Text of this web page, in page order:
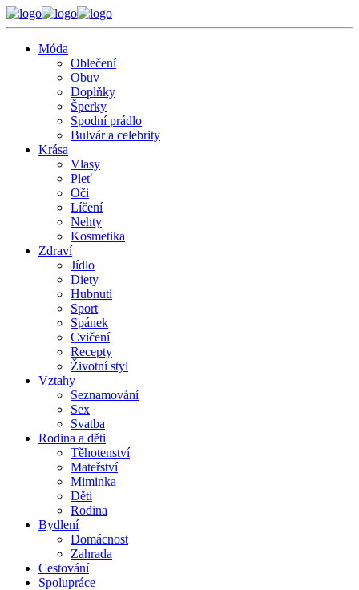
Móda
Oblečení
Obuv
Doplňky
Šperky
Spodní prádlo
Bulvár a celebrity
Krása
Vlasy
Pleť
Oči
Líčení
Nehty
Kosmetika
Zdraví
Jídlo
Diety
Hubnutí
Sport
Spánek
Cvičení
Recepty
Životní styl
Vztahy
Seznamování
Sex
Svatba
Rodina a děti
Těhotenství
Mateřství
Miminka
Děti
Rodina
Bydlení
Domácnost
Zahrada
Cestování
Spolupráce